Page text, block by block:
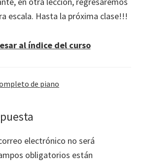
escala. Hasta la próxima clase!!!
al índice del curso
de piano
electrónico no será
obligatorios están